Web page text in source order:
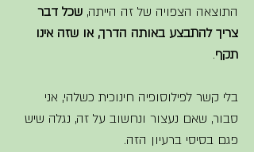
התוצאה הצפויה של זה הייתה, שכל דבר
צריך להתבצע באותה הדרך, או שזה אינו
תקף.
בלי קשר לפילוסופיה חינוכית כשלהי, אני
סבור, שאם נעצור ונחשוב על זה, נגלה שיש
פגם בסיסי ברעיון הזה.